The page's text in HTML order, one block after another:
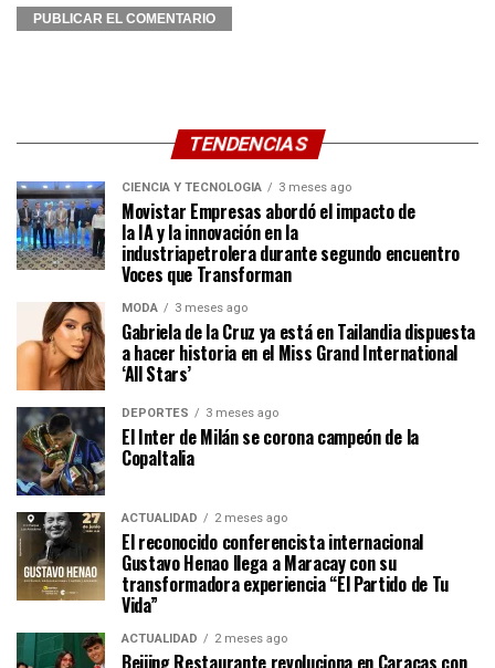
TENDENCIAS
CIENCIA Y TECNOLOGÍA 3 meses ago
Movistar Empresas abordó el impacto de
la IA y la innovación en la
industriapetrolera durante segundo encuentro
Voces que Transforman
MODA 3 meses ago
Gabriela de la Cruz ya está en Tailandia dispuesta
a hacer historia en el Miss Grand International
‘All Stars’
DEPORTES 3 meses ago
El Inter de Milán se corona campeón de la
CopaItalia
ACTUALIDAD 2 meses ago
El reconocido conferencista internacional
Gustavo Henao llega a Maracay con su
transformadora experiencia “El Partido de Tu
Vida”
ACTUALIDAD 2 meses ago
Beijing Restaurante revoluciona en Caracas con